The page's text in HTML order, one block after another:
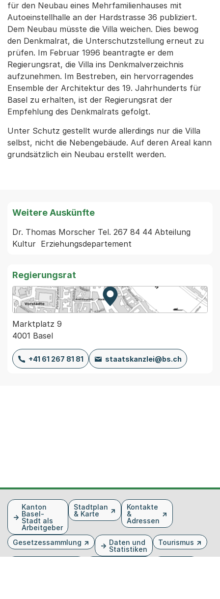
für den Neubau eines Mehrfamilienhauses mit
Autoeinstellhalle an der Hardstrasse 36 publiziert.
Dem Neubau müsste die Villa weichen. Dies bewog
den Denkmalrat, die Unterschutzstellung erneut zu
prüfen. Im Februar 1996 beantragte er dem
Regierungsrat, die Villa ins Denkmalverzeichnis
aufzunehmen. Im Bestreben, ein hervorragendes
Ensemble der Architektur des 19. Jahrhunderts für
Basel zu erhalten, ist der Regierungsrat der
Empfehlung des Denkmalrats gefolgt.
Unter Schutz gestellt wurde allerdings nur die Villa
selbst, nicht die Nebengebäude. Auf deren Areal kann
grundsätzlich ein Neubau erstellt werden.
Weitere Auskünfte
Dr. Thomas Morscher Tel. 267 84 44 Abteilung
Regierungsrat
Zur Karte von MapBS.
Externer Link, wird in einem
Marktplatz 9
4001 Basel
+41 61 267 81 81 staatskanzlei@bs.ch
FusszeileKanton
Basel-
Stadt als
Arbeitgeber
Stadtplan
& Karte
Kontakte
&
Adressen
Gesetzessammlung
Daten und
Statistiken
Tourismus